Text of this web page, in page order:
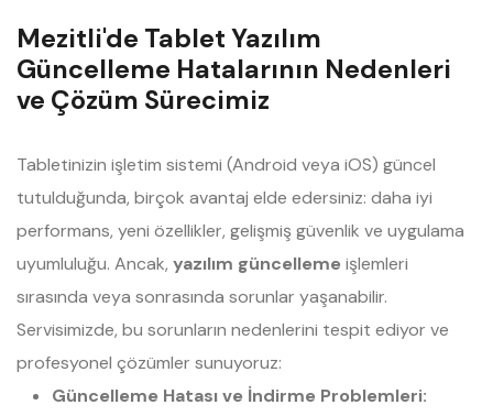
Mezitli'de Tablet Yazılım
Güncelleme Hatalarının Nedenleri
ve Çözüm Sürecimiz
Tabletinizin işletim sistemi (Android veya iOS) güncel
tutulduğunda, birçok avantaj elde edersiniz: daha iyi
performans, yeni özellikler, gelişmiş güvenlik ve uygulama
uyumluluğu. Ancak, yazılım güncelleme işlemleri
sırasında veya sonrasında sorunlar yaşanabilir.
Servisimizde, bu sorunların nedenlerini tespit ediyor ve
profesyonel çözümler sunuyoruz:
Güncelleme Hatası ve İndirme Problemleri: